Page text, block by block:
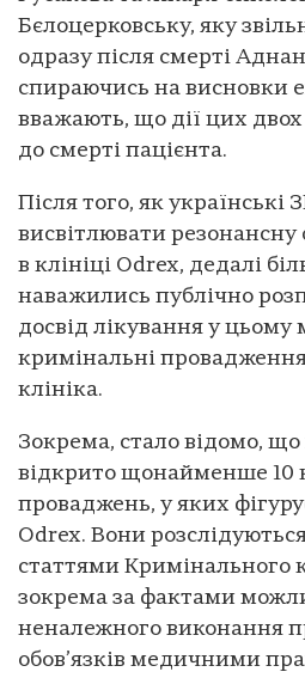
Бєлоцерковську, яку
одразу після смерті
спираючись на висновки
вважають, що дії цих двох
до смерті пацієнта.
Після того, як
висвітлювати резонансну
в клініці Odrex, дедалі
наважились публічно
досвід лікування у цьому
кримінальні
клініка.
Зокрема, стало відомо, що
відкрито щонайменше 10
проваджень, у яких
Odrex. Вони
статтями Кримінального
зокрема за фактами
неналежного виконання
обов’язків медичними